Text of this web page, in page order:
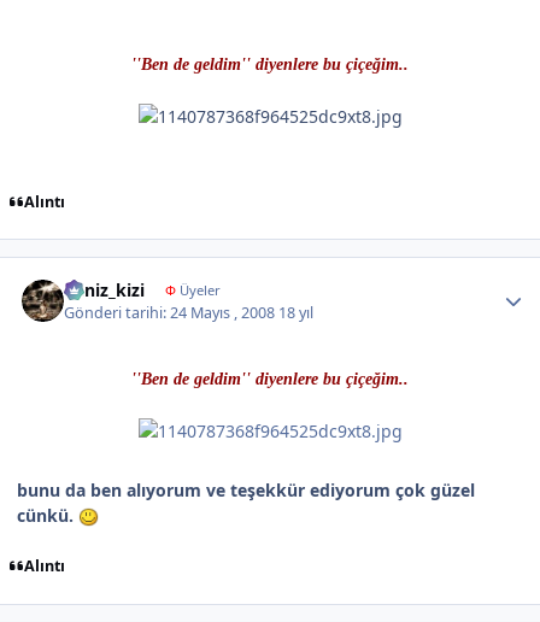
''Ben de geldim'' diyenlere bu çiçeğim..
Alıntı
deniz_kizi ΦÜyeler
Gönderi tarihi:24 Mayıs , 2008 18 yıl
''Ben de geldim'' diyenlere bu çiçeğim..
bunu da ben alıyorum ve teşekkür ediyorum çok güzel
cünkü.
Alıntı